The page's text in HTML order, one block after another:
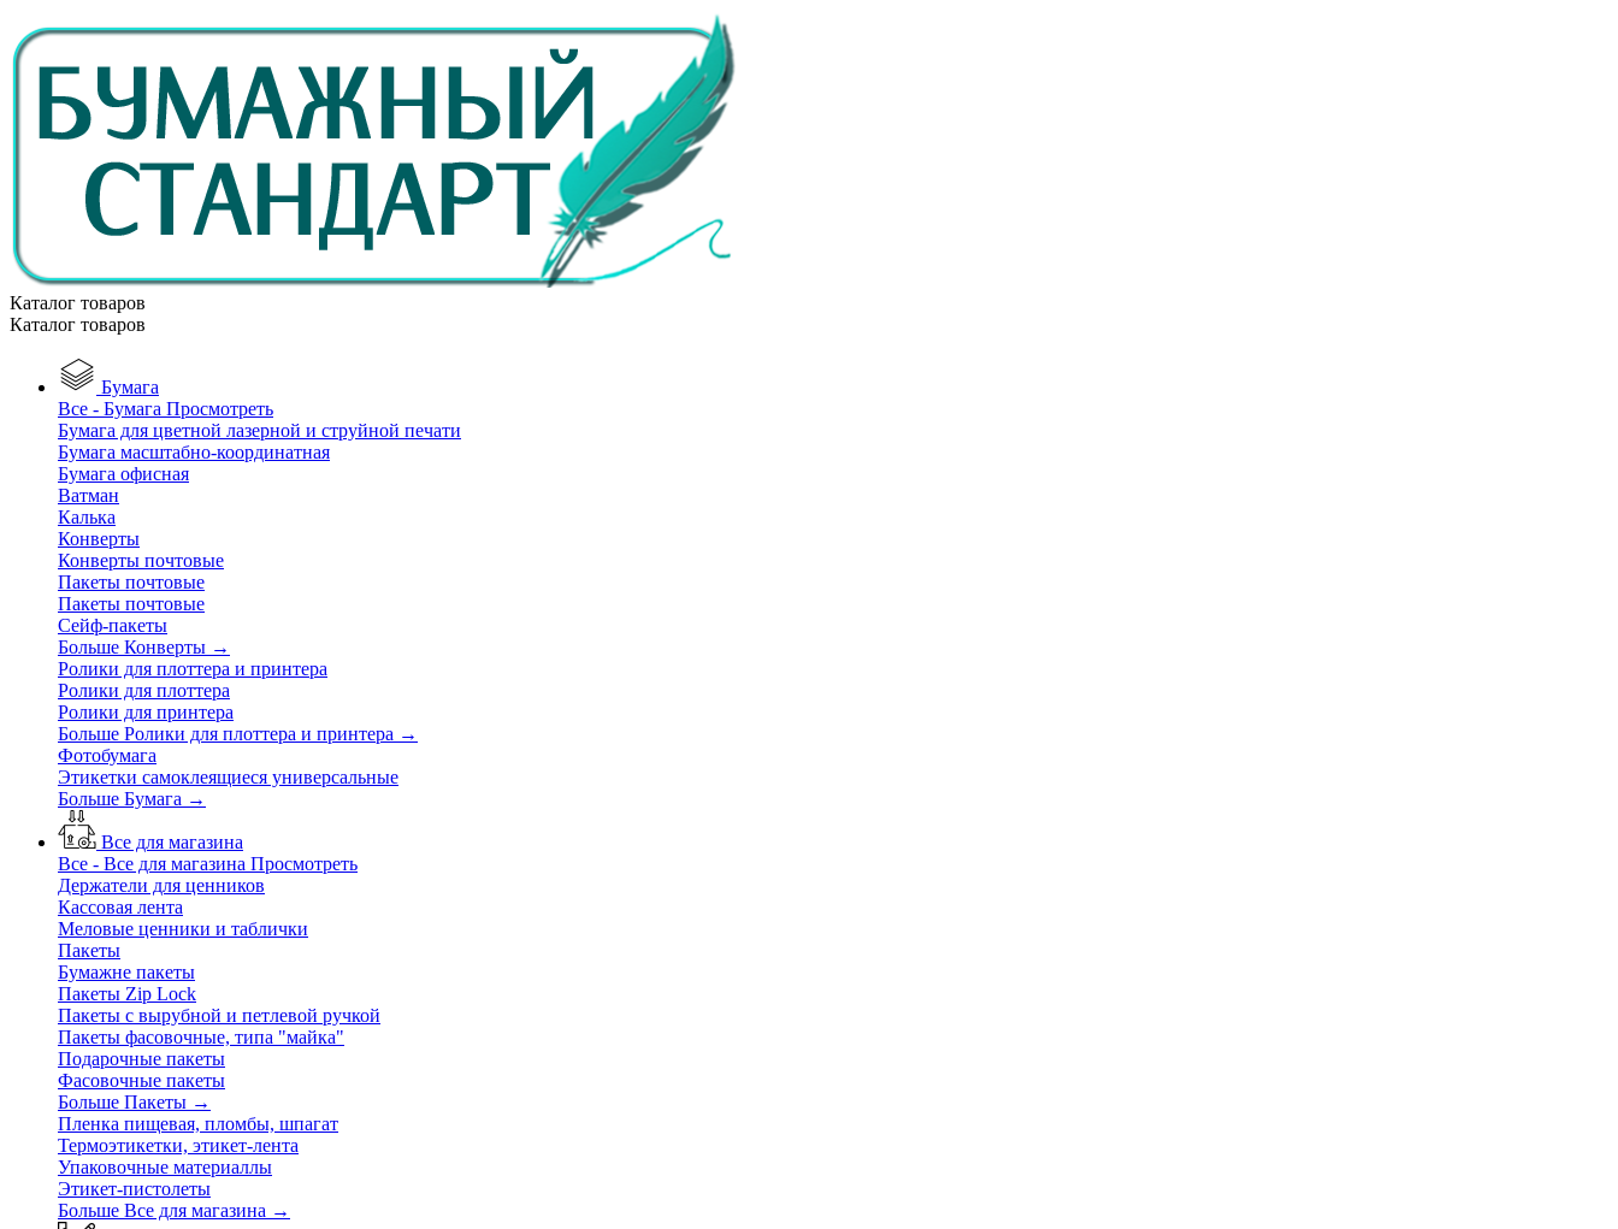
Каталог товаров
Каталог товаров
Бумага
Все - Бумага Просмотреть
Бумага для цветной лазерной и струйной печати
Бумага масштабно-координатная
Бумага офисная
Ватман
Калька
Конверты
Конверты почтовые
Пакеты почтовые
Пакеты почтовые
Сейф-пакеты
Больше Конверты →
Ролики для плоттера и принтера
Ролики для плоттера
Ролики для принтера
Больше Ролики для плоттера и принтера →
Фотобумага
Этикетки самоклеящиеся универсальные
Больше Бумага →
Все для магазина
Все - Все для магазина Просмотреть
Держатели для ценников
Кассовая лента
Меловые ценники и таблички
Пакеты
Бумажне пакеты
Пакеты Zip Lock
Пакеты с вырубной и петлевой ручкой
Пакеты фасовочные, типа "майка"
Подарочные пакеты
Фасовочные пакеты
Больше Пакеты →
Пленка пищевая, пломбы, шпагат
Термоэтикетки, этикет-лента
Упаковочные материаллы
Этикет-пистолеты
Больше Все для магазина →